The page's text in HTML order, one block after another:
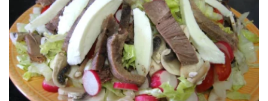
L'actu cuisine
Connexion